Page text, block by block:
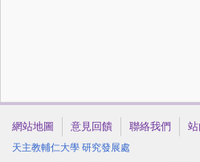
網站地圖 意見回饋 聯絡我們
天主教輔仁大學 研究發展處